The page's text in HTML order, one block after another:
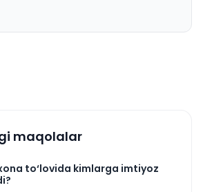
maqolalar
to‘lovida kimlarga imtiyoz